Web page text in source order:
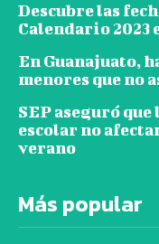
Descubre las
Calendario 2023
En Guanajuato,
menores que no
SEP aseguró
escolar no
verano
Más popular